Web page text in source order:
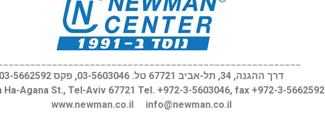
דרך ההגנה, 34, תל-אביב 67721 טל. 03-5603046, פקס 03-5662592
Ha-Agana St., Tel-Aviv 67721 Tel. +972-3-5603046, fax +972-3-5662592
www.newman.co.il
info@newman.co.il